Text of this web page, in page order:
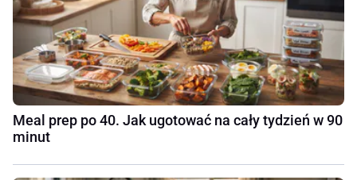
Meal prep po 40. Jak ugotować na cały tydzień w 90
minut